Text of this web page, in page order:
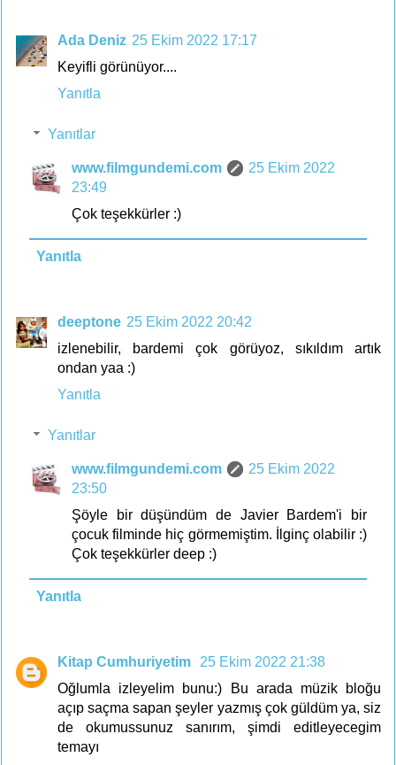
Ada Deniz 25 Ekim 2022 17:17
Keyifli görünüyor....
Yanıtla
Yanıtlar
www.filmgundemi.com
25 Ekim 2022
23:49
Çok teşekkürler :)
Yanıtla
deeptone 25 Ekim 2022 20:42
izlenebilir, bardemi çok görüyoz, sıkıldım artık
ondan yaa :)
Yanıtla
Yanıtlar
www.filmgundemi.com
25 Ekim 2022
23:50
Şöyle bir düşündüm de Javier Bardem'i bir
çocuk filminde hiç görmemiştim. İlginç olabilir :)
Çok teşekkürler deep :)
Yanıtla
Kitap Cumhuriyetim
25 Ekim 2022 21:38
Oğlumla izleyelim bunu:) Bu arada müzik bloğu
açıp saçma sapan şeyler yazmış çok güldüm ya, siz
de okumussunuz sanırım, şimdi editleyecegim
temayı